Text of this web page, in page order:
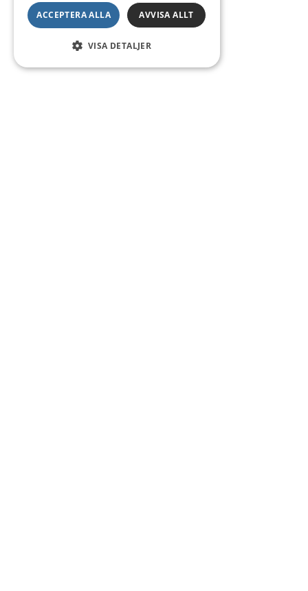
ACCEPTERA ALLA AVVISA ALLT
VISA DETALJER